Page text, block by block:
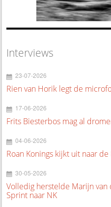
Interviews
23-07-2026
Rien van Horik legt de
17-06-2026
Frits Biesterbos mag al
04-06-2026
Roan Konings kijkt uit naar
30-05-2026
Volledig herstelde Marijn van
Sprint naar NK